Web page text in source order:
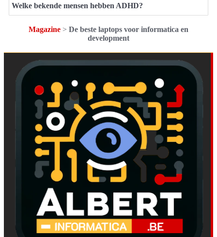
Welke bekende mensen hebben ADHD?
Magazine > De beste laptops voor informatica en
development